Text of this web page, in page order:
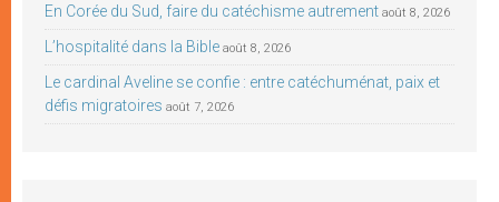
En Corée du Sud, faire du catéchisme autrement août 8, 2026
L’hospitalité dans la Bible août 8, 2026
Le cardinal Aveline se confie : entre catéchuménat, paix et
défis migratoires août 7, 2026